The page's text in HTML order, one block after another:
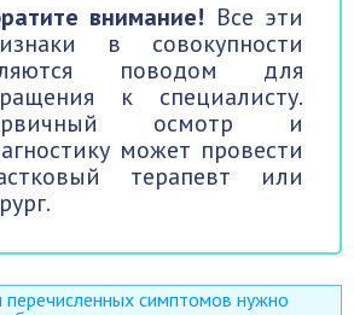
внимание! Все эти
в совокупности
поводом для
к специалисту.
осмотр и
может провести
терапевт или